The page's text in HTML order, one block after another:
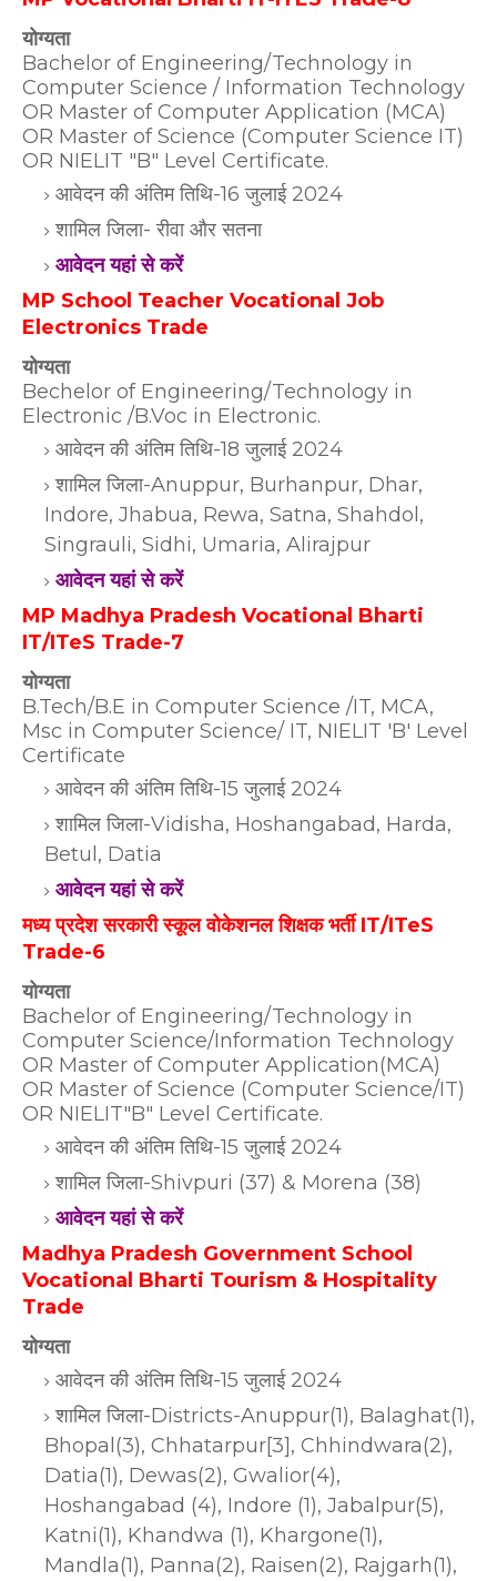
योग्यता
Bachelor of Engineering/Technology in
Computer Science / Information Technology
OR Master of Computer Application (MCA)
OR Master of Science (Computer Science IT)
OR NIELIT "B" Level Certificate.
आवेदन की अंतिम तिथि-16 जुलाई 2024
शामिल जिला- रीवा और सतना
आवेदन यहां से करें
MP School Teacher Vocational Job
Electronics Trade
योग्यता
Bechelor of Engineering/Technology in
Electronic /B.Voc in Electronic.
आवेदन की अंतिम तिथि-18 जुलाई 2024
शामिल जिला-Anuppur, Burhanpur, Dhar,
Indore, Jhabua, Rewa, Satna, Shahdol,
Singrauli, Sidhi, Umaria, Alirajpur
आवेदन यहां से करें
MP Madhya Pradesh Vocational Bharti
IT/ITeS Trade-7
योग्यता
B.Tech/B.E in Computer Science /IT, MCA,
Msc in Computer Science/ IT, NIELIT 'B' Level
Certificate
आवेदन की अंतिम तिथि-15 जुलाई 2024
शामिल जिला-Vidisha, Hoshangabad, Harda,
Betul, Datia
आवेदन यहां से करें
मध्य प्रदेश सरकारी स्कूल वोकेशनल शिक्षक भर्ती IT/ITeS
Trade-6
योग्यता
Bachelor of Engineering/Technology in
Computer Science/Information Technology
OR Master of Computer Application(MCA)
OR Master of Science (Computer Science/IT)
OR NIELIT"B" Level Certificate.
आवेदन की अंतिम तिथि-15 जुलाई 2024
शामिल जिला-Shivpuri (37) & Morena (38)
आवेदन यहां से करें
Madhya Pradesh Government School
Vocational Bharti Tourism & Hospitality
Trade
योग्यता
आवेदन की अंतिम तिथि-15 जुलाई 2024
शामिल जिला-Districts-Anuppur(1), Balaghat(1),
Bhopal(3), Chhatarpur[3], Chhindwara(2),
Datia(1), Dewas(2), Gwalior(4),
Hoshangabad (4), Indore (1), Jabalpur(5),
Katni(1), Khandwa (1), Khargone(1),
Mandla(1), Panna(2), Raisen(2), Rajgarh(1),